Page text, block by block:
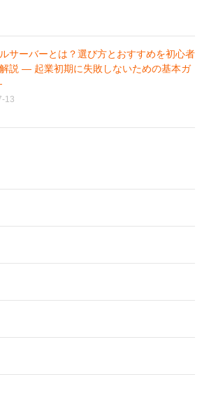
サーバーとは？選び方とおすすめを初心者
説 ― 起業初期に失敗しないための基本ガ
13